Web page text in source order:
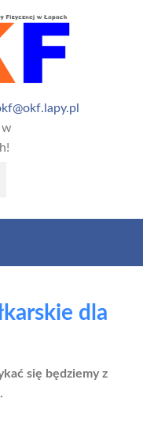
w
dla
się będziemy z